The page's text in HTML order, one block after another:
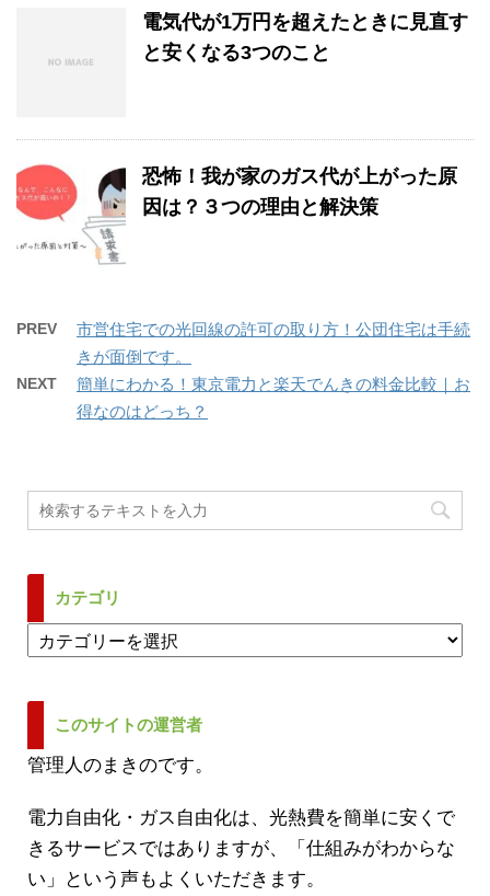
電気代が1万円を超えたときに見直す
と安くなる3つのこと
恐怖！我が家のガス代が上がった原
因は？３つの理由と解決策
PREV
市営住宅での光回線の許可の取り方！公団住宅は手続
きが面倒です。
NEXT
簡単にわかる！東京電力と楽天でんきの料金比較｜お
得なのはどっち？
カテゴリ
テ
リ
このサイトの運営者
管理人のまきのです。
電力自由化・ガス自由化は、光熱費を簡単に安くで
きるサービスではありますが、「仕組みがわからな
い」という声もよくいただきます。